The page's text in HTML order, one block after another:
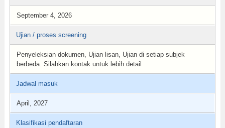
September 4, 2026
Ujian / proses screening
Penyeleksian dokumen, Ujian lisan, Ujian di setiap subjek
berbeda. Silahkan kontak untuk lebih detail
Jadwal masuk
April, 2027
Klasifikasi pendaftaran